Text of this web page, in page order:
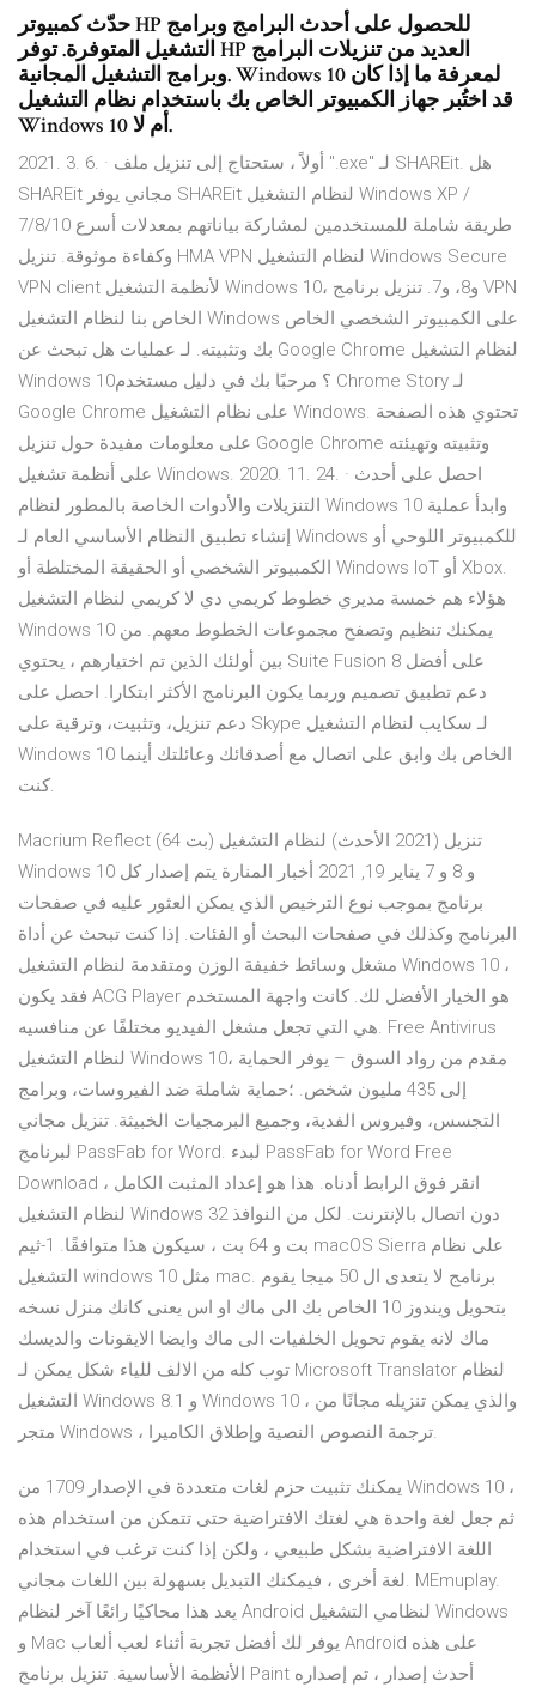
حدّث كمبيوتر HP للحصول على أحدث البرامج وبرامج
التشغيل المتوفرة. توفر HP العديد من تنزيلات البرامج
وبرامج التشغيل المجانية. Windows 10 لمعرفة ما إذا كان
قد اختُبر جهاز الكمبيوتر الخاص بك باستخدام نظام التشغيل
Windows 10 أم لا.
2021. 3. 6. · أولاً ، ستحتاج إلى تنزيل ملف ".exe" لـ SHAREit. هل
SHAREit مجاني يوفر SHAREit لنظام التشغيل Windows XP /
7/8/10 طريقة شاملة للمستخدمين لمشاركة بياناتهم بمعدلات أسرع
وكفاءة موثوقة. تنزيل HMA VPN لنظام التشغيل Windows Secure
VPN client لأنظمة التشغيل Windows 10، و8، و7. تنزيل برنامج VPN
الخاص بنا لنظام التشغيل Windows على الكمبيوتر الشخصي الخاص
بك وتثبيته. لـ عمليات هل تبحث عن Google Chrome لنظام التشغيل
Windows 10؟ مرحبًا بك في دليل مستخدم Chrome Story لـ
Google Chrome على نظام التشغيل Windows. تحتوي هذه الصفحة
على معلومات مفيدة حول تنزيل Google Chrome وتثبيته وتهيئته
على أنظمة تشغيل Windows. 2020. 11. 24. · احصل على أحدث
التنزيلات والأدوات الخاصة بالمطور لنظام Windows 10 وابدأ عملية
إنشاء تطبيق النظام الأساسي العام لـ Windows للكمبيوتر اللوحي أو
الكمبيوتر الشخصي أو الحقيقة المختلطة أو Windows IoT أو Xbox.
هؤلاء هم خمسة مديري خطوط كريمي دي لا كريمي لنظام التشغيل
Windows 10 يمكنك تنظيم وتصفح مجموعات الخطوط معهم. من
بين أولئك الذين تم اختيارهم ، يحتوي Suite Fusion 8 على أفضل
دعم تطبيق تصميم وربما يكون البرنامج الأكثر ابتكارا. احصل على
دعم تنزيل، وتثبيت، وترقية على Skype لـ سكايب لنظام التشغيل
Windows 10 الخاص بك وابق على اتصال مع أصدقائك وعائلتك أينما
كنت.
Macrium Reflect (64 بت) تنزيل (2021 الأحدث) لنظام التشغيل
Windows 10 و 8 و 7 يناير 19, 2021 أخبار المنارة يتم إصدار كل
برنامج بموجب نوع الترخيص الذي يمكن العثور عليه في صفحات
البرنامج وكذلك في صفحات البحث أو الفئات. إذا كنت تبحث عن أداة
مشغل وسائط خفيفة الوزن ومتقدمة لنظام التشغيل Windows 10 ،
فقد يكون ACG Player هو الخيار الأفضل لك. كانت واجهة المستخدم
هي التي تجعل مشغل الفيديو مختلفًا عن منافسيه. Free Antivirus
لنظام التشغيل Windows 10، مقدم من رواد السوق – يوفر الحماية
إلى 435 مليون شخص. ؛حماية شاملة ضد الفيروسات، وبرامج
التجسس، وفيروس الفدية، وجميع البرمجيات الخبيثة. تنزيل مجاني
لبرنامج PassFab for Word. لبدء PassFab for Word Free
Download ، انقر فوق الرابط أدناه. هذا هو إعداد المثبت الكامل
لنظام التشغيل Windows دون اتصال بالإنترنت. لكل من النوافذ 32
بت و 64 بت ، سيكون هذا متوافقًا. 1-ثيم macOS Sierra على نظام
التشغيل windows 10 مثل mac. برنامج لا يتعدى ال 50 ميجا يقوم
بتحويل ويندوز 10 الخاص بك الى ماك او اس يعنى كانك منزل نسخه
ماك لانه يقوم تحويل الخلفيات الى ماك وايضا الايقونات والديسك
توب كله من الالف للياء شكل يمكن لـ Microsoft Translator لنظام
التشغيل Windows 8.1 و Windows 10 ، والذي يمكن تنزيله مجانًا من
متجر Windows ، ترجمة النصوص النصية وإطلاق الكاميرا.
يمكنك تثبيت حزم لغات متعددة في الإصدار 1709 من Windows 10 ،
ثم جعل لغة واحدة هي لغتك الافتراضية حتى تتمكن من استخدام هذه
اللغة الافتراضية بشكل طبيعي ، ولكن إذا كنت ترغب في استخدام
لغة أخرى ، فيمكنك التبديل بسهولة بين اللغات مجاني. MEmuplay.
يعد هذا محاكيًا رائعًا آخر لنظام Android لنظامي التشغيل Windows
و Mac يوفر لك أفضل تجربة أثناء لعب ألعاب Android على هذه
الأنظمة الأساسية. تنزيل برنامج Paint أحدث إصدار ، تم إصداره